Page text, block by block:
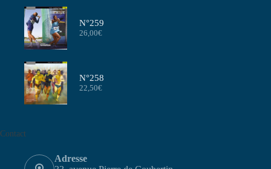
N°259
26,00€
N°258
22,50€
Contact
Adresse